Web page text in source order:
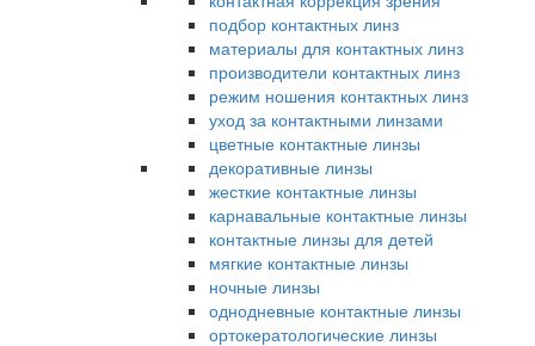
подбор контактных линз
материалы для контактных линз
производители контактных линз
режим ношения контактных линз
уход за контактными линзами
цветные контактные линзы
декоративные линзы
жесткие контактные линзы
карнавальные контактные линзы
контактные линзы для детей
мягкие контактные линзы
ночные линзы
однодневные контактные линзы
ортокератологические линзы